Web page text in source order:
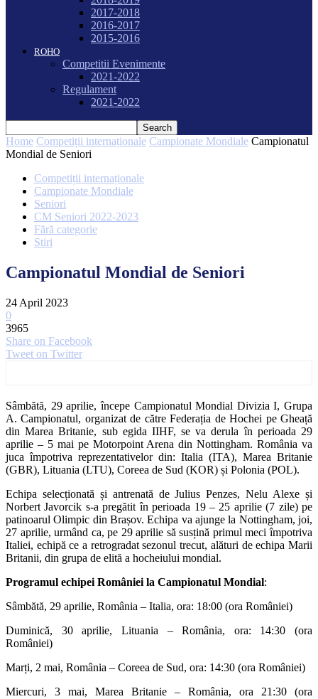
2017-2018
2016-2017
2015-2016
ROHO
Competitii Evenimente
2021-2022
Regulament
2021-2022
Home Competiții internaționale Campionate Mondiale Campionatul
Mondial de Seniori
Competiții internaționale
Campionate Mondiale
Seniori
CM Seniori 2022-2023
Fără categorie
Stiri
Campionatul Mondial de Seniori
24 April 2023
0
3965
Share on Facebook
Tweet on Twitter
Sâmbătă, 29 aprilie, începe Campionatul Mondial Divizia I, Grupa
A. Campionatul, organizat de către Federația de Hochei pe Gheață
din Marea Britanie, sub egida IIHF, se va derula în perioada 29
aprilie – 5 mai pe Motorpoint Arena din Nottingham. România va
juca împotriva reprezentativelor din: Italia (ITA), Marea Britanie
(GBR), Lituania (LTU), Coreea de Sud (KOR) și Polonia (POL).
Echipa selecționată și antrenată de Julius Penzes, Nelu Alexe și
Norbert Javorcik s-a pregătit în perioada 19 – 25 aprilie (7 zile) pe
patinoarul Olimpic din Brașov. Echipa va ajunge la Nottingham, joi,
27 aprilie, urmând ca, pe 29 aprilie să susțină primul meci împotriva
Italiei, echipă ce a retrogradat sezonul trecut, alături de echipa Marii
Britanii, din grupa de elită a hocheiului mondial.
Programul echipei României la Campionatul Mondial:
Sâmbătă, 29 aprilie, România – Italia, ora: 18:00 (ora României)
Duminică, 30 aprilie, Lituania – România, ora: 14:30 (ora
României)
Marți, 2 mai, România – Coreea de Sud, ora: 14:30 (ora României)
Miercuri, 3 mai, Marea Britanie – România, ora 21:30 (ora